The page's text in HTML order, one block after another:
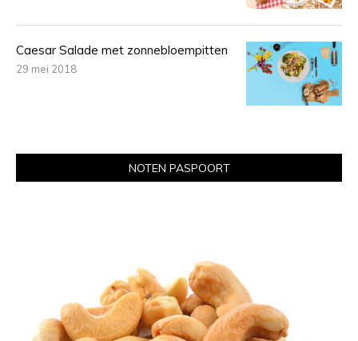
Caesar Salade met zonnebloempitten
29 mei 2018
NOTEN PASPOORT